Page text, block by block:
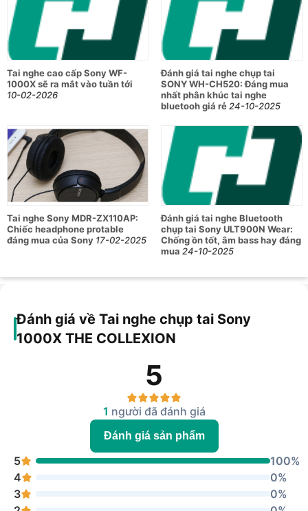
Kiểu tai nghe
Tai nghe chụp tai over-ear, closed
Màu sắc
Black, Platinum
Trọng lượng
Khoảng 320g
Driver
30mm
Ngõ vào
Stereo Mini Jack
Dây tháo rời, một bên
Chiều dài dây
Khoảng 1,2m
Jack cắm
Stereo mini chữ L mạ vàng
Tần số đáp ứng
khi dùng dây
4Hz – 40.000Hz
Tần số đáp ứng
Bluetooth
20Hz – 20.000Hz ở 44,1kHz; 20Hz
– 40.000Hz với LDAC
96kHz/990kbps
Độ nhạy
103dB/mW
bật nguồn
DSEE Ultimate
Có
Adaptive NC Optimizer
Ambient Sound
Có
Auto Ambient
Sound
Quick Attention
Tai nghe cao cấp Sony WF-
1000X sẽ ra mắt vào tuần tới
10-02-2026
Đánh giá tai nghe chụp tai
SONY WH-CH520: Đáng mua
nhất phân khúc tai nghe
bluetooh giá rẻ24-10-2025
Tai nghe Sony MDR-ZX110AP:
Chiếc headphone protable
đáng mua của Sony 17-02-2025
Đánh giá tai nghe Bluetooth
chụp tai Sony ULT900N Wear:
Chống ồn tốt, âm bass hay đáng
mua 24-10-2025
Đánh giá về Tai nghe chụp tai Sony
1000X THE COLLEXION
5
1 người đã đánh giá
Đánh giá sản phẩm
5
100%
4
0%
3
0%